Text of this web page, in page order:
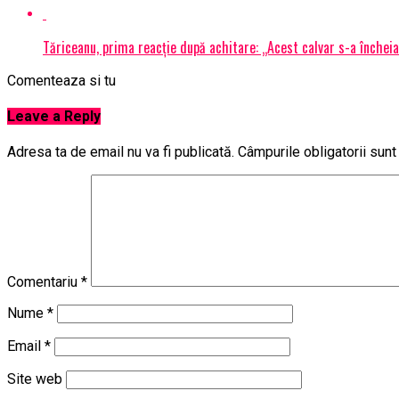
Tăriceanu, prima reacție după achitare: „Acest calvar s-a
Comenteaza si tu
Leave a Reply
Adresa ta de email nu va fi publicată. Câmpurile obligatorii
Comentariu *
Nume *
Email *
Site web